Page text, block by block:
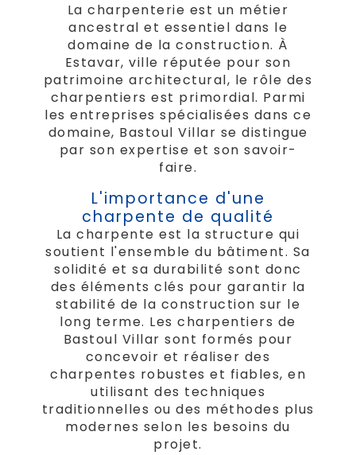
La charpenterie est un métier
ancestral et essentiel dans le
domaine de la construction. À
Estavar, ville réputée pour son
patrimoine architectural, le rôle des
charpentiers est primordial. Parmi
les entreprises spécialisées dans ce
domaine, Bastoul Villar se distingue
par son expertise et son savoir-
faire.
L'importance d'une
charpente de qualité
La charpente est la structure qui
soutient l'ensemble du bâtiment. Sa
solidité et sa durabilité sont donc
des éléments clés pour garantir la
stabilité de la construction sur le
long terme. Les charpentiers de
Bastoul Villar sont formés pour
concevoir et réaliser des
charpentes robustes et fiables, en
utilisant des techniques
traditionnelles ou des méthodes plus
modernes selon les besoins du
projet.